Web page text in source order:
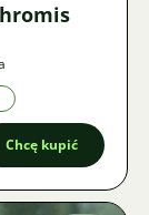
Chcę kupić